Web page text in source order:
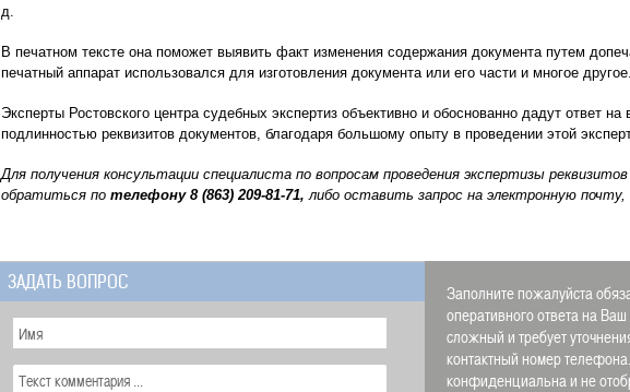
д.
В печатном тексте она поможет выявить факт изменения содержания документа путем
печатный аппарат использовался для изготовления документа или его части и многое другое.
Эксперты Ростовского центра судебных экспертиз объективно и обоснованно дадут ответ
подлинностью реквизитов документов, благодаря большому опыту в проведении этой
Для получения консультации специалиста по вопросам проведения экспертизы
обратиться по телефону 8 (863) 209-81-71, либо оставить запрос на электронную почту,
ЗАДАТЬ ВОПРОС
Заполните пожалуйста
оперативного ответа на
сложный и требует
контактный номер
конфиденциальна и не